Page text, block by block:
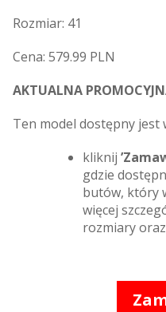
Rozmiar: 41
Cena: 579.99 PLN
AKTUALNA
Ten model dostępny jest
kliknij
gdzie
butów, który
więcej
rozmiary